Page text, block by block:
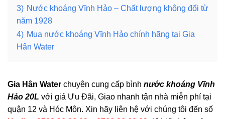
3) Nước khoáng Vĩnh Hảo – Chất lượng không đổi từ
năm 1928
4) Mua nước khoáng Vĩnh Hảo chính hãng tại Gia
Hân Water
Gia Hân Water chuyên cung cấp bình nước khoáng Vĩnh
Hảo 20L với giá Ưu Đãi, Giao nhanh tận nhà miễn phí tại
quận 12 và Hóc Môn. Xin hãy liên hệ với chúng tôi đến số